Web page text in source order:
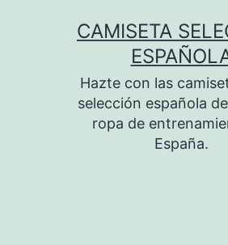
CAMISETA
Hazte con las
selección española
ropa de
España.